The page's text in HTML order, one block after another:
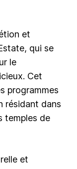
et
qui se
le
Cet
programmes
résidant dans
temples de
et